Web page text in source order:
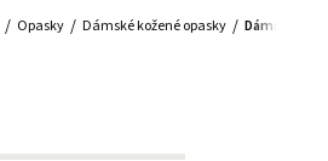
Opasky Dámské kožené opasky Dámský